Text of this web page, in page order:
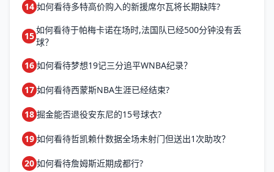
14 如何看待多特高价购入的新援席尔瓦将长期缺阵?
15
如何看待于帕梅卡诺在场时,法国队已经500分钟没有丢
球？
16 如何看待梦想19记三分追平WNBA纪录？
17 如何看待西蒙斯NBA生涯已经结束?
18 掘金能否退役安东尼的15号球衣?
19 如何看待哲凯赖什数据全场未射门但送出1次助攻？
20 如何看待詹姆斯近期成都行?